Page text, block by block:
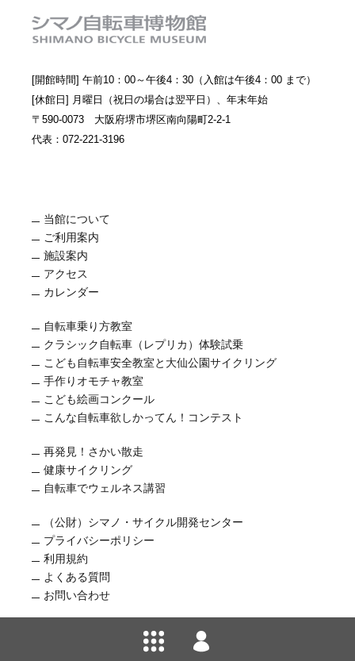
[開館時間] 午前10：00～午後4：30（入館は午後4：00 まで）
[休館日] 月曜日（祝日の場合は翌平日）、年末年始
〒590-0073 大阪府堺市堺区南向陽町2-2-1
代表：072-221-3196
当館について
ご利用案内
施設案内
アクセス
カレンダー
自転車乗り方教室
クラシック自転車（レプリカ）体験試乗
こども自転車安全教室と大仙公園サイクリング
手作りオモチャ教室
こども絵画コンクール
こんな自転車欲しかってん！コンテスト
再発見！さかい散走
健康サイクリング
自転車でウェルネス講習
（公財）シマノ・サイクル開発センター
プライバシーポリシー
利用規約
よくある質問
お問い合わせ
© 1998 shimano cycle development center.